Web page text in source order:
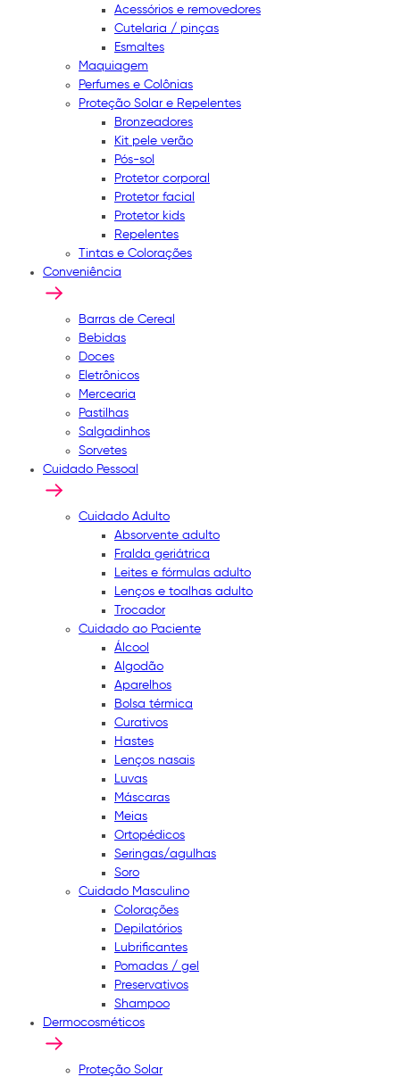
Acessórios e removedores
Cutelaria / pinças
Esmaltes
Maquiagem
Perfumes e Colônias
Proteção Solar e Repelentes
Bronzeadores
Kit pele verão
Pós-sol
Protetor corporal
Protetor facial
Protetor kids
Repelentes
Tintas e Colorações
Conveniência
Barras de Cereal
Bebidas
Doces
Eletrônicos
Mercearia
Pastilhas
Salgadinhos
Sorvetes
Cuidado Pessoal
Cuidado Adulto
Absorvente adulto
Fralda geriátrica
Leites e fórmulas adulto
Lenços e toalhas adulto
Trocador
Cuidado ao Paciente
Álcool
Algodão
Aparelhos
Bolsa térmica
Curativos
Hastes
Lenços nasais
Luvas
Máscaras
Meias
Ortopédicos
Seringas/agulhas
Soro
Cuidado Masculino
Colorações
Depilatórios
Lubrificantes
Pomadas / gel
Preservativos
Shampoo
Dermocosméticos
Proteção Solar